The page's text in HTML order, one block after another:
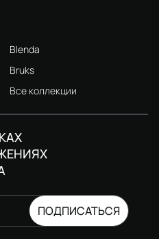
Blenda
Bruks
Все коллекции
ПОДПИСАТЬСЯ